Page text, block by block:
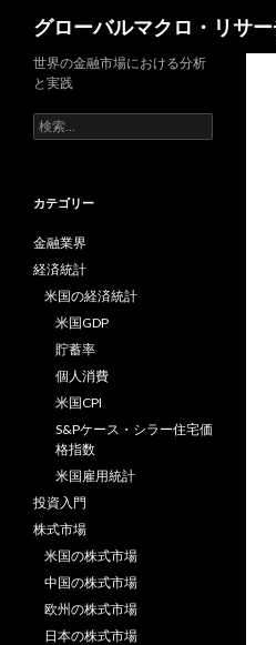
グローバルマクロ・リサ
世界の金融市場における分析
と実践
検
索:
カテゴリー
金融業界
経済統計
米国の経済統計
米国GDP
貯蓄率
個人消費
米国CPI
S&Pケース・シラー住宅価
格指数
米国雇用統計
投資入門
株式市場
米国の株式市場
中国の株式市場
欧州の株式市場
日本の株式市場